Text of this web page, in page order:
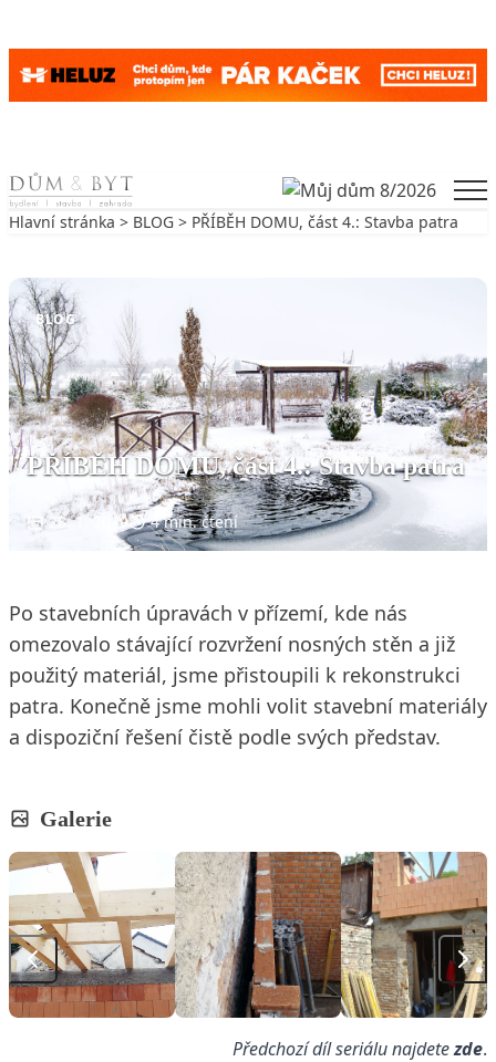
Skip to content
Hlavní stránka > BLOG > PŘÍBĚH DOMU, část 4.: Stavba patra
BLOG
PŘÍBĚH DOMU, část 4.: Stavba patra
28. 1. 2019 4 min. čtení
Po stavebních úpravách v přízemí, kde nás
omezovalo stávající rozvržení nosných stěn a již
použitý materiál, jsme přistoupili k rekonstrukci
patra. Konečně jsme mohli volit stavební materiály
a dispoziční řešení čistě podle svých představ.
Galerie
Předchozí díl seriálu najdetezde.